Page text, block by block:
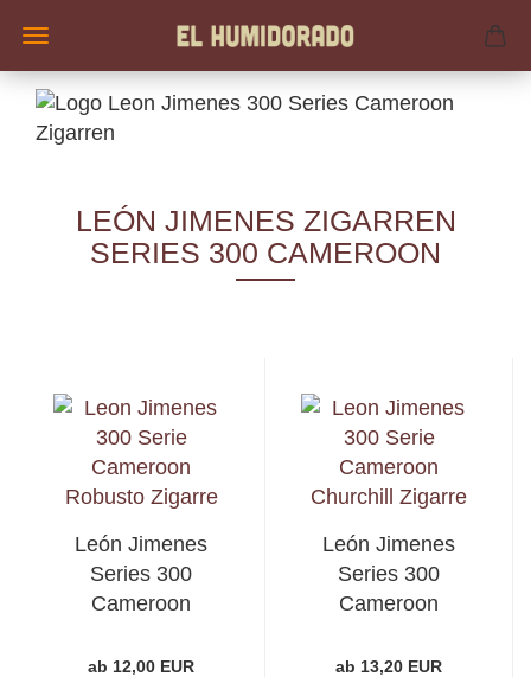
LEÓN JIMENES ZIGARREN
SERIES 300 CAMEROON
León Jimenes
Series 300
Cameroon
ab 12,00 EUR
León Jimenes
Series 300
Cameroon
ab 13,20 EUR